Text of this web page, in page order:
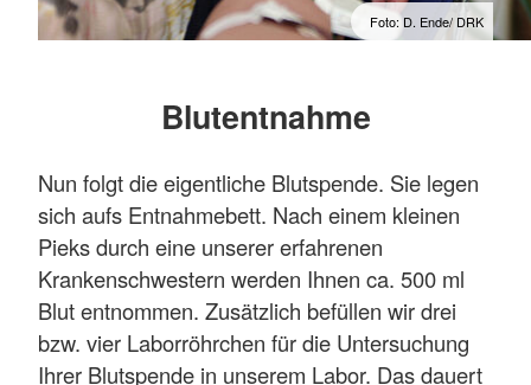
Foto: D. Ende/ DRK
Blutentnahme
Nun folgt die eigentliche Blutspende. Sie legen
sich aufs Entnahmebett. Nach einem kleinen
Pieks durch eine unserer erfahrenen
Krankenschwestern werden Ihnen ca. 500 ml
Blut entnommen. Zusätzlich befüllen wir drei
bzw. vier Laborröhrchen für die Untersuchung
Ihrer Blutspende in unserem Labor. Das dauert